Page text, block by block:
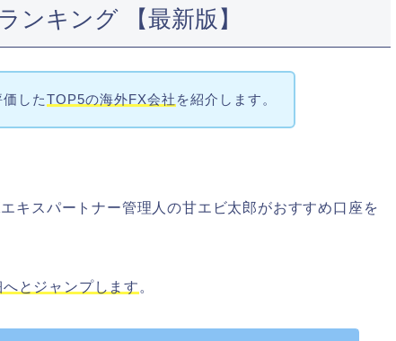
ンキング 【最新版】
価したTOP5の海外FX会社 を紹介します。
キスパートナー管理人の甘エビ太郎がおすすめ口座を
とジャンプします。